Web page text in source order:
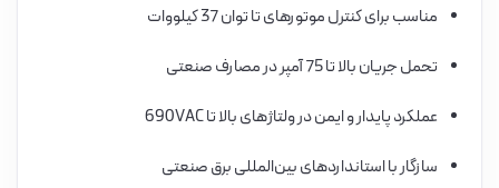
مناسب برای کنترل موتورهای تا توان 37 کیلووات
تحمل جریان بالا تا 75 آمپر در مصارف صنعتی
عملکرد پایدار و ایمن در ولتاژهای بالا تا 690VAC
سازگار با استانداردهای بین‌المللی برق صنعتی